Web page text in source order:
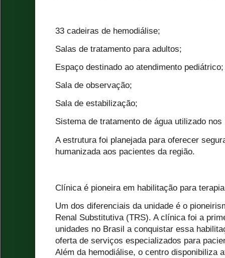
33 cadeiras de hemodiálise;
Salas de tratamento para adultos;
Espaço destinado ao atendimento pediátrico;
Sala de observação;
Sala de estabilização;
Sistema de tratamento de água utilizado
A estrutura foi planejada para oferecer
humanizada aos pacientes da região.
Clínica é pioneira em habilitação para
Um dos diferenciais da unidade é o
Renal Substitutiva (TRS). A clínica foi a
unidades no Brasil a conquistar essa
oferta de serviços especializados para
Além da hemodiálise, o centro disponibiliza